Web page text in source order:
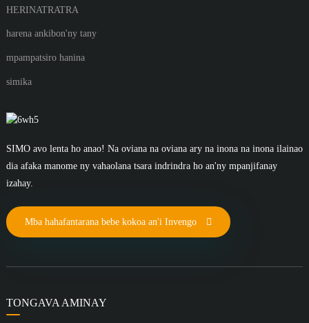
HERINATRATRA
harena ankibon'ny tany
mpampatsiro hanina
simika
SIMO avo lenta ho anao! Na oviana na oviana ary na inona na inona ilainao
dia afaka manome ny vahaolana tsara indrindra ho an'ny mpanjifanay
izahay.
Mba hahafantarana bebe kokoa an'i Invengo
TONGAVA AMINAY